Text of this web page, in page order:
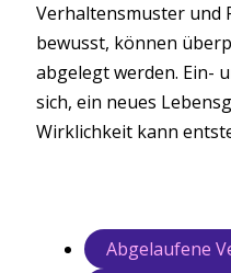
Verhaltensmuster und
bewusst, können
abgelegt werden. Ein-
sich, ein neues
Wirklichkeit kann
Abgelaufene